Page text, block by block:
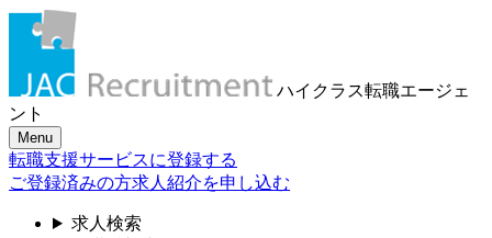
ハイクラス転職エージェ
ント
Menu
転職支援サービスに登録する
ご登録済みの方求人紹介を申し込む
求人検索